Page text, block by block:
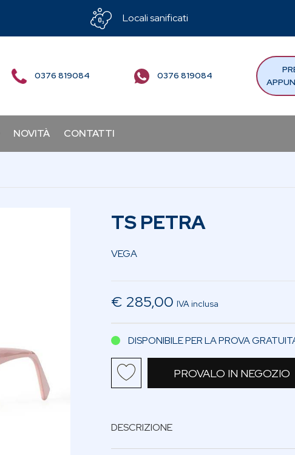
Locali sanificati
0376 819084 0376 819084
NOVITÀ CONTATTI
TS PETRA
VEGA
€ 285,00 IVA inclusa
DISPONIBILE PER LA PROVA
PROVALO IN NEGOZIO
DESCRIZIONE